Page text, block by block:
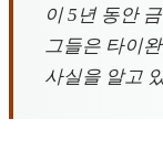
이 5년 동안
그들은 타이
사실을 알고